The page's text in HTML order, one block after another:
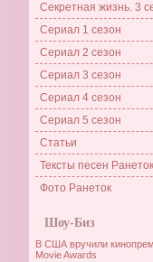
Секретная жизнь. 3
Сериал 1 сезон
Сериал 2 сезон
Сериал 3 сезон
Сериал 4 сезон
Сериал 5 сезон
Статьи
Тексты песен Ранеток
Фото Ранеток
Шоу-Биз
В США вручили
Movie Awards